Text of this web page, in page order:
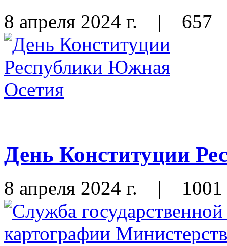
8 апреля 2024 г. | 657
День Конституции
8 апреля 2024 г. | 1001